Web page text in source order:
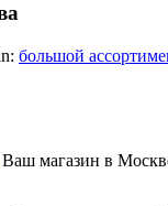
большой
Ваш магазин в